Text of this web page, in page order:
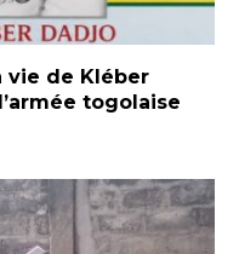
vie de Kléber
togolaise